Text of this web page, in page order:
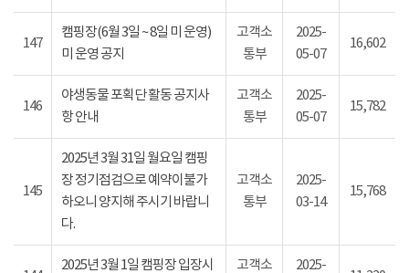
147
캠핑장(6월 3일 ~ 8일 미 운영)
미 운영 공지
고객소
통부
2025-
05-07
16,602
146
야생동물 포획단 활동 공지사
항 안내
고객소
통부
2025-
05-07
15,782
145
2025년 3월 31일 월요일 캠핑
장 정기점검으로 예약이불가
하오니 양지해 주시기 바랍니
다.
고객소
통부
2025-
03-14
15,768
2025년 3월 1일 캠핑장 입장시
고객소
2025-